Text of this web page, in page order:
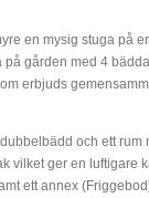
en mysig stuga på
gården med 4
erbjuds
och ett
vilket ger en luftigare
ett annex